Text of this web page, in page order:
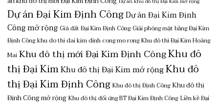
Dự án Đại Kim Định CôngDự án Đại Kim Định
Công mở rộngGiá đất Đại Kim Định CôngGiải phóng mặt bằng Đại Kim
Định Côngkhu do thi dai kim dinh cong mo rongKhu đô thì Đại Kim Hoàng
MaiKhu đô thị mới Đại Kim Định CôngKhu đô
thị Đại KimKhu đô thị Đại Kim mở rộngKhu đô
thị Đại Kim Định CôngKhu đô thị Định CôngKhu đô thị
Định Công mở rộngKhu đô thị đối ứng BT Đại Kim Định Công Liền kề Đại